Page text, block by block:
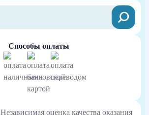
Способы оплаты
Независимая оценка качества оказания